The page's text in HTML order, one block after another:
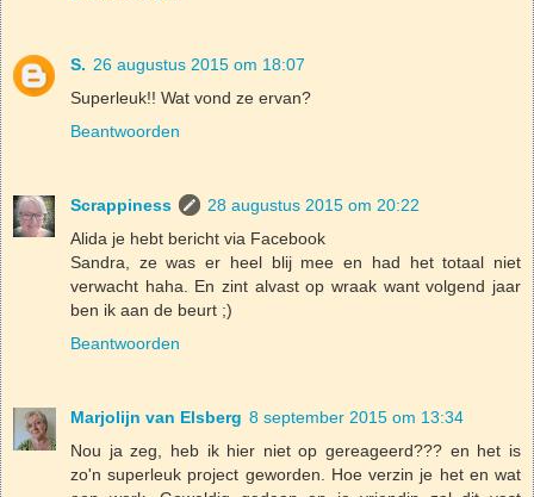
S. 26 augustus 2015 om 18:07
Superleuk!! Wat vond ze ervan?
Beantwoorden
Scrappiness
28 augustus 2015 om 20:22
Alida je hebt bericht via Facebook
Sandra, ze was er heel blij mee en had het totaal niet
verwacht haha. En zint alvast op wraak want volgend jaar
ben ik aan de beurt ;)
Beantwoorden
Marjolijn van Elsberg 8 september 2015 om 13:34
Nou ja zeg, heb ik hier niet op gereageerd??? en het is
zo'n superleuk project geworden. Hoe verzin je het en wat